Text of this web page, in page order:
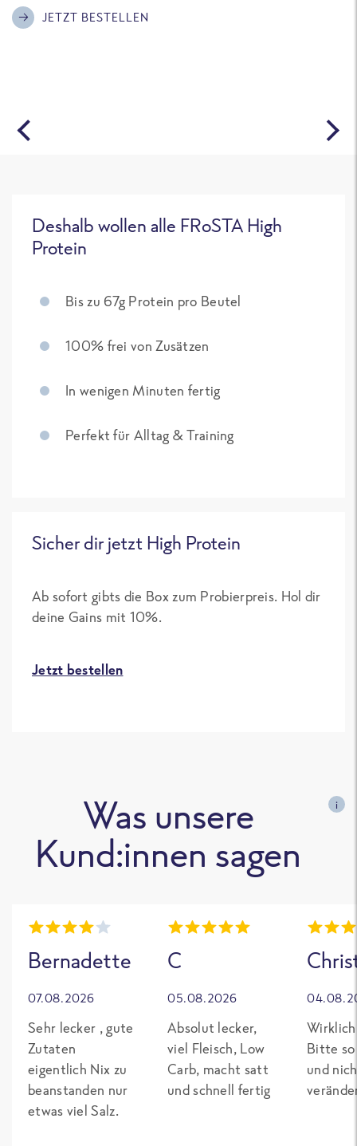
JETZT BESTELLEN
Deshalb wollen alle FRoSTA High
Protein
Bis zu 67g Protein pro Beutel
100% frei von Zusätzen
In wenigen Minuten fertig
Perfekt für Alltag & Training
Sicher dir jetzt High Protein
Ab sofort gibts die Box zum Probierpreis. Hol dir
deine Gains mit 10%.
Jetzt bestellen
Was unsere
Kund:innen sagen
i
Bernadette
07.08.2026
Sehr lecker , gute
Zutaten
eigentlich Nix zu
beanstanden nur
etwas viel Salz.
C
05.08.2026
Absolut lecker,
viel Fleisch, Low
Carb, macht satt
und schnell fertig
Bitte so
und